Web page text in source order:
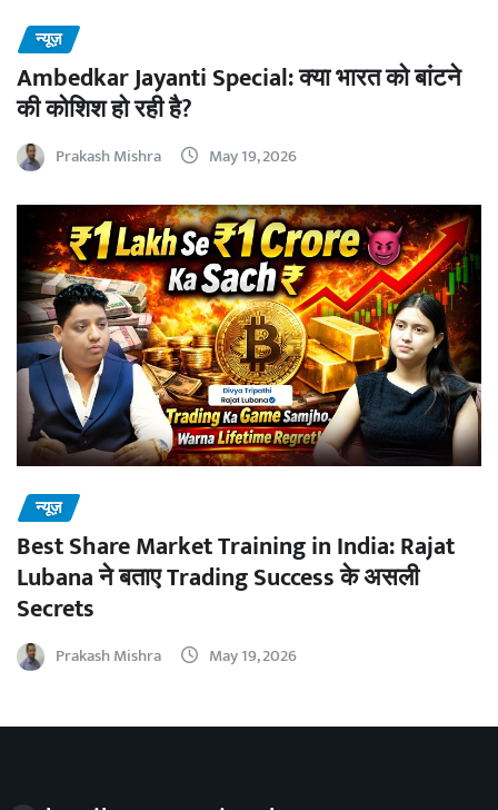
न्यूज़
Ambedkar Jayanti Special: क्या भारत को बांटने
की कोशिश हो रही है?
Prakash Mishra May 19, 2026
न्यूज़
Best Share Market Training in India: Rajat
Lubana ने बताए Trading Success के असली
Secrets
Prakash Mishra May 19, 2026